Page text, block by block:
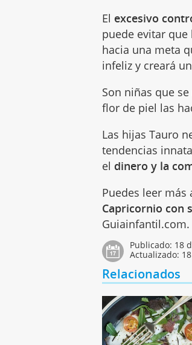
El excesivo
puede evitar
hacia una meta
infeliz y creará un
Son niñas que
flor de piel las
Las hijas Tauro
tendencias
el dinero y la
Puedes leer
Capricornio con
Guiainfantil.com.
Publicado: 18
Actualizado:
Relacionados